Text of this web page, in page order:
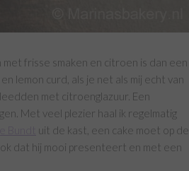
frisse smaken en citroen is dan een
lemon curd, als je net als mij echt van
met citroenglazuur. Een
Met veel plezier haal ik regelmatig
Bundt
uit de kast, een cake moet op de
dat hij mooi presenteert en met een